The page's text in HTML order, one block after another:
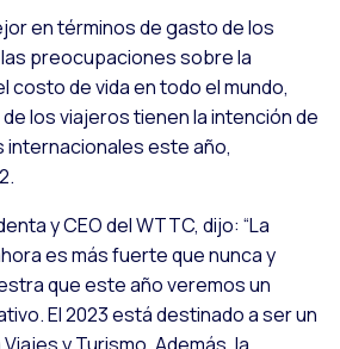
en términos de gasto de los
preocupaciones sobre la
costo de vida en todo el mundo,
los viajeros tienen la intención de
internacionales este año,
y CEO del WTTC, dijo: “La
es más fuerte que nunca y
que este año veremos un
El 2023 está destinado a ser un